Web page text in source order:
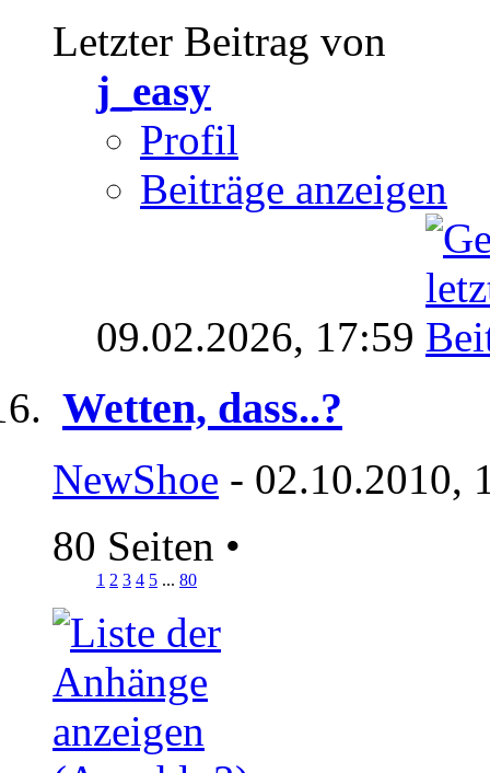
Letzter Beitrag von
j_easy
Profil
Beiträge anzeigen
09.02.2026, 17:59
Wetten, dass..?
NewShoe - 02.10.2010,
80 Seiten •
1 2 3 4 5 ... 80